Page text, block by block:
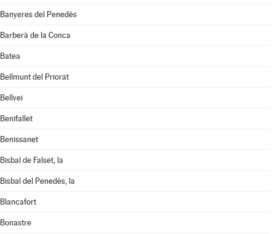
Banyeres del Penedès
Barberà de la Conca
Batea
Bellmunt del Priorat
Bellvei
Benifallet
Benissanet
Bisbal de Falset, la
Bisbal del Penedès, la
Blancafort
Bonastre